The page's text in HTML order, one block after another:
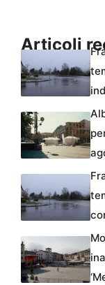
Articoli